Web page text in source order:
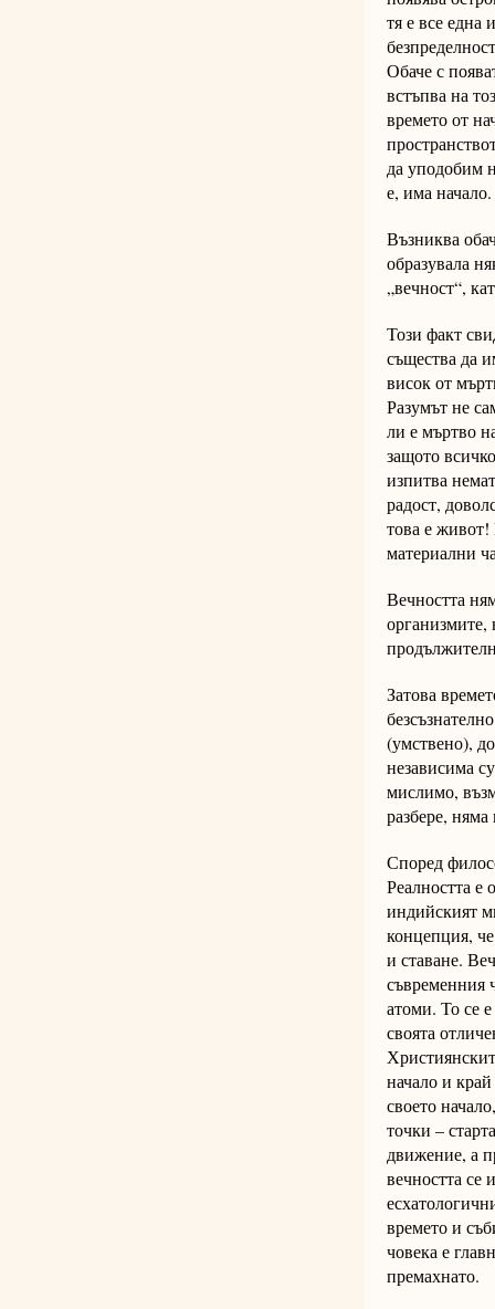
тя е все една
Обаче с
встъпва на
времето от
да уподобим
е, има начало.
Възниква
образувала
„вечност“,
Този факт
същества да
висок от
Разумът не
ли е мъртво
защото
изпитва
радост,
това е
материални
Вечността
организмите,
Затова
(умствено),
независима
мислимо,
разбере,
Според
Реалността е
индийският
концепция,
и ставане.
съвременния
атоми. То се
своята
начало и
своето
точки –
движение, а
вечността се
времето и
човека е
премахнато.